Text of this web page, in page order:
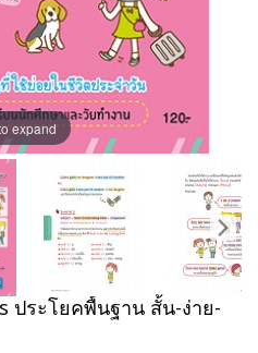
expand
ประโยคพื้นฐาน สั้น-ง่าย-